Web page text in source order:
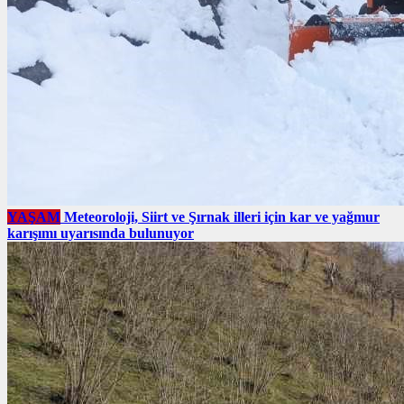
YAŞAM Meteoroloji, Siirt ve Şırnak illeri için kar ve yağmur
karışımı uyarısında bulunuyor